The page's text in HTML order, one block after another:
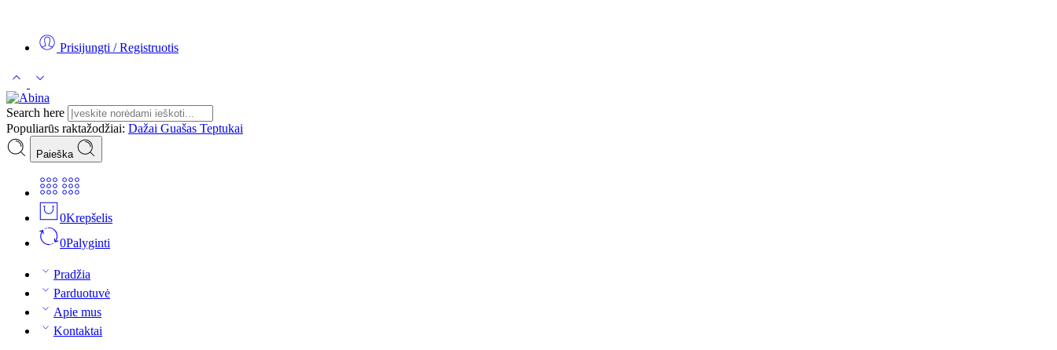
Prisijungti / Registruotis
Search here
Populiarūs raktažodžiai: Dažai Guašas Teptukai
Paieška
0Krepšelis
0Palyginti
Pradžia
Parduotuvė
Apie mus
Kontaktai